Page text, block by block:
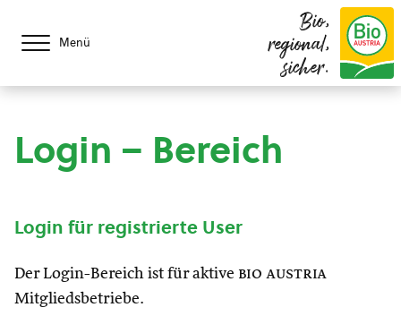
Menü
Bio,
regional,
sicher.
Login – Bereich
Login für registrierte User
Der Login-Bereich ist für aktive bio austria
Mitgliedsbetriebe.